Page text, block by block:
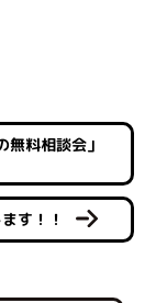
無料相談会」
す！！